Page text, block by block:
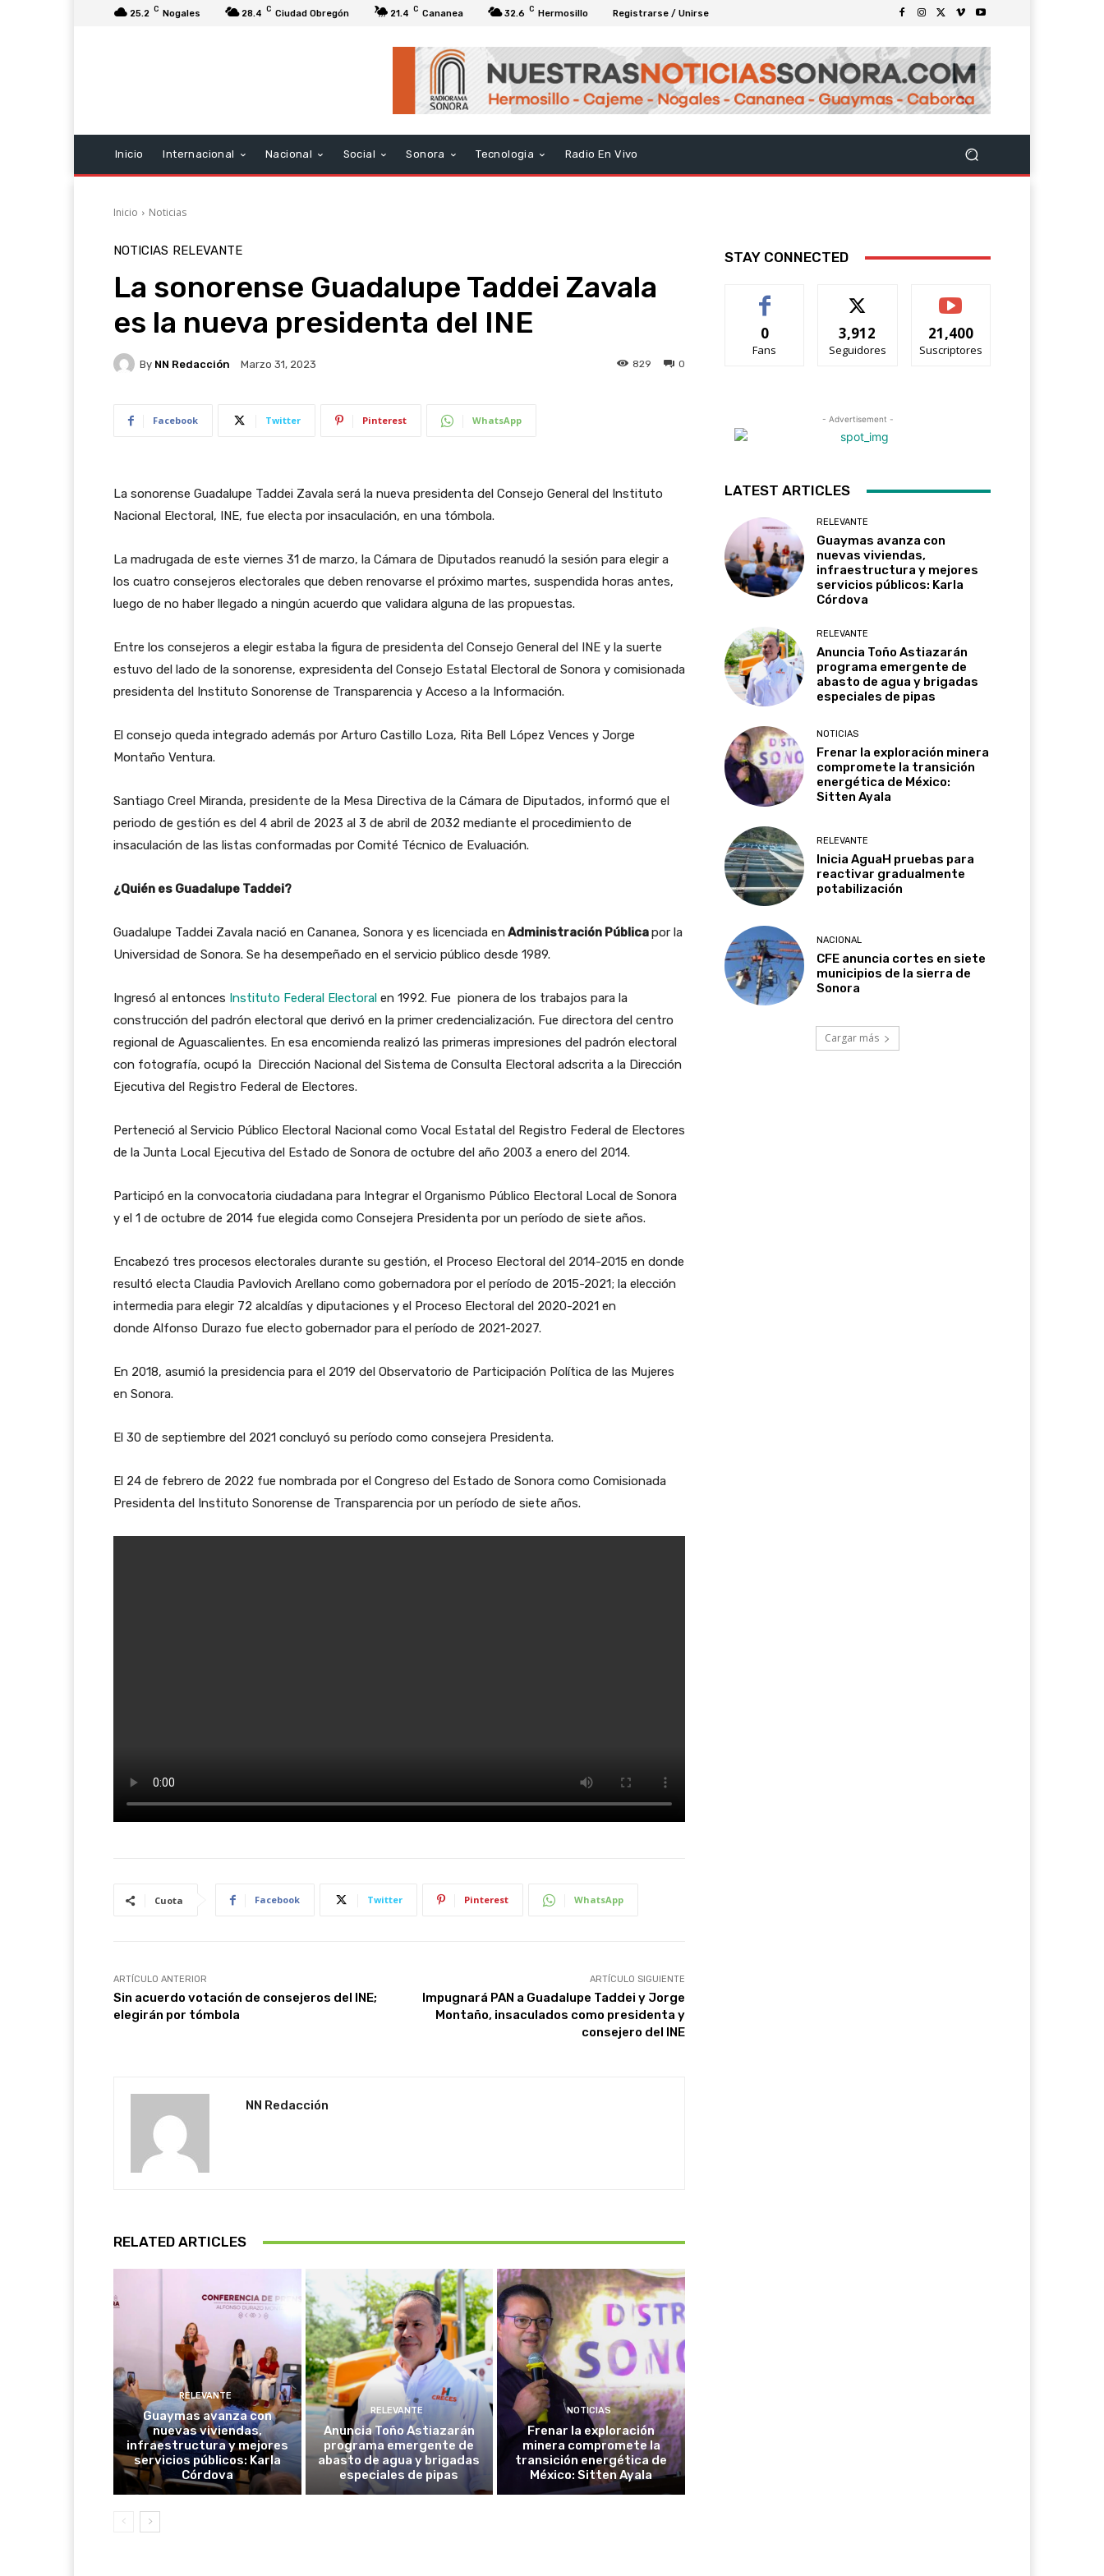
25.2 C Nogales 28.4 C Ciudad Obregón 21.4 C Cananea 32.6 C Hermosillo Registrarse / Unirse
Inicio Internacional Nacional Social Sonora Tecnologia Radio En Vivo
Inicio Noticias
NOTICIAS RELEVANTE
La sonorense Guadalupe Taddei Zavala
es la nueva presidenta del INE
By NN Redacción Marzo 31, 2023 0
829
Facebook Twitter Pinterest WhatsApp
La sonorense Guadalupe Taddei Zavala será la nueva presidenta del Consejo General del Instituto
Nacional Electoral, INE, fue electa por insaculación, en una tómbola.
La madrugada de este viernes 31 de marzo, la Cámara de Diputados reanudó la sesión para elegir a
los cuatro consejeros electorales que deben renovarse el próximo martes, suspendida horas antes,
luego de no haber llegado a ningún acuerdo que validara alguna de las propuestas.
Entre los consejeros a elegir estaba la figura de presidenta del Consejo General del INE y la suerte
estuvo del lado de la sonorense, expresidenta del Consejo Estatal Electoral de Sonora y comisionada
presidenta del Instituto Sonorense de Transparencia y Acceso a la Información.
El consejo queda integrado además por Arturo Castillo Loza, Rita Bell López Vences y Jorge
Montaño Ventura.
Santiago Creel Miranda, presidente de la Mesa Directiva de la Cámara de Diputados, informó que el
periodo de gestión es del 4 abril de 2023 al 3 de abril de 2032 mediante el procedimiento de
insaculación de las listas conformadas por Comité Técnico de Evaluación.
¿Quién es Guadalupe Taddei?
Guadalupe Taddei Zavala nació en Cananea, Sonora y es licenciada enAdministración Públicapor la
Universidad de Sonora. Se ha desempeñado en el servicio público desde 1989.
Ingresó al entonces Instituto Federal Electoral en 1992. Fue pionera de los trabajos para la
construcción del padrón electoral que derivó en la primer credencialización. Fue directora del centro
regional de Aguascalientes. En esa encomienda realizó las primeras impresiones del padrón electoral
con fotografía, ocupó la Dirección Nacional del Sistema de Consulta Electoral adscrita a la Dirección
Ejecutiva del Registro Federal de Electores.
Perteneció al Servicio Público Electoral Nacional como Vocal Estatal del Registro Federal de Electores
de la Junta Local Ejecutiva del Estado de Sonora de octubre del año 2003 a enero del 2014.
Participó en la convocatoria ciudadana para Integrar el Organismo Público Electoral Local de Sonora
y el 1 de octubre de 2014 fue elegida como Consejera Presidenta por un período de siete años.
Encabezó tres procesos electorales durante su gestión, el Proceso Electoral del 2014-2015 en donde
resultó electa Claudia Pavlovich Arellano como gobernadora por el período de 2015-2021; la elección
intermedia para elegir 72 alcaldías y diputaciones y el Proceso Electoral del 2020-2021 en
donde Alfonso Durazo fue electo gobernador para el período de 2021-2027.
En 2018, asumió la presidencia para el 2019 del Observatorio de Participación Política de las Mujeres
en Sonora.
El 30 de septiembre del 2021 concluyó su período como consejera Presidenta.
El 24 de febrero de 2022 fue nombrada por el Congreso del Estado de Sonora como Comisionada
Presidenta del Instituto Sonorense de Transparencia por un período de siete años.
Cuota Facebook Twitter Pinterest WhatsApp
ARTÍCULO ANTERIOR
Sin acuerdo votación de consejeros del INE;
elegirán por tómbola
ARTÍCULO SIGUIENTE
Impugnará PAN a Guadalupe Taddei y Jorge
Montaño, insaculados como presidenta y
consejero del INE
NN Redacción
RELATED ARTICLES
RELEVANTE
Guaymas avanza con
nuevas viviendas,
infraestructura y mejores
servicios públicos: Karla
Córdova
RELEVANTE
Anuncia Toño Astiazarán
programa emergente de
abasto de agua y brigadas
especiales de pipas
NOTICIAS
Frenar la exploración
minera compromete la
transición energética de
México: Sitten Ayala
STAY CONNECTED
0
Fans
3,912
Seguidores
21,400
Suscriptores
- Advertisement -
LATEST ARTICLES
RELEVANTE
Guaymas avanza con
nuevas viviendas,
infraestructura y mejores
servicios públicos: Karla
Córdova
RELEVANTE
Anuncia Toño Astiazarán
programa emergente de
abasto de agua y brigadas
especiales de pipas
NOTICIAS
Frenar la exploración minera
compromete la transición
energética de México:
Sitten Ayala
RELEVANTE
Inicia AguaH pruebas para
reactivar gradualmente
potabilización
NACIONAL
CFE anuncia cortes en siete
municipios de la sierra de
Sonora
Cargar más